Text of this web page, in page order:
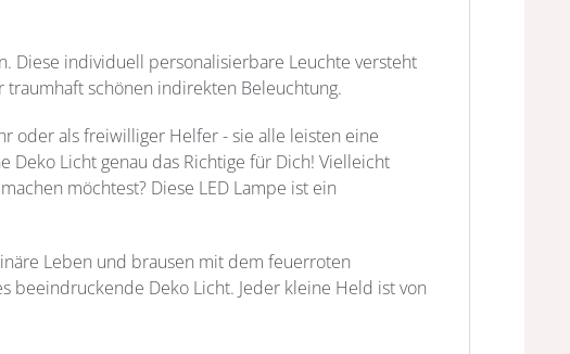
Diese individuell personalisierbare Leuchte versteht
traumhaft schönen indirekten Beleuchtung.
oder als freiwilliger Helfer - sie alle leisten eine
Licht genau das Richtige für Dich! Vielleicht
möchtest? Diese LED Lampe ist ein
Leben und brausen mit dem feuerroten
beeindruckende Deko Licht. Jeder kleine Held ist von